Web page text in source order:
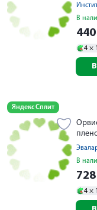
В
440
4 ×
Яндекс Сплит
В
728
4 ×